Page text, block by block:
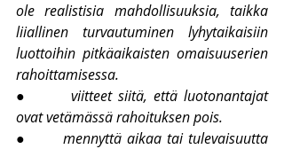
ole realistisia mahdollisuuksia, taikka
liiallinen turvautuminen lyhytaikaisiin
luottoihin pitkäaikaisten omaisuuserien
rahoittamisessa.
● viitteet siitä, että luotonantajat
ovat vetämässä rahoituksen pois.
● mennyttä aikaa tai tulevaisuutta